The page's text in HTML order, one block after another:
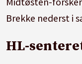
Brekke nederst i
HL-